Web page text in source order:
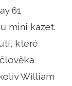
61
mini kazet.
které
William